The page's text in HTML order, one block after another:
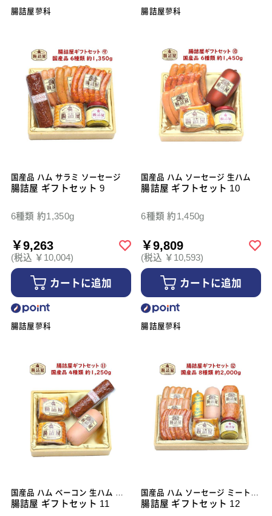
腸詰屋蓼科 腸詰屋蓼科
国産品 ハム サラミ ソーセージ
腸詰屋 ギフトセット 9
6種類 約1,350g
￥9,263
(税込 ￥10,004)
カートに追加
腸詰屋蓼科
国産品 ハム ソーセージ 生ハム
腸詰屋 ギフトセット 10
6種類 約1,450g
￥9,809
(税込 ￥10,593)
カートに追加
腸詰屋蓼科
国産品 ハム ベーコン 生ハム サ
ラミ
腸詰屋 ギフトセット 11
国産品 ハム ソーセージ ミートロ
ーフ 生ハム
腸詰屋 ギフトセット 12